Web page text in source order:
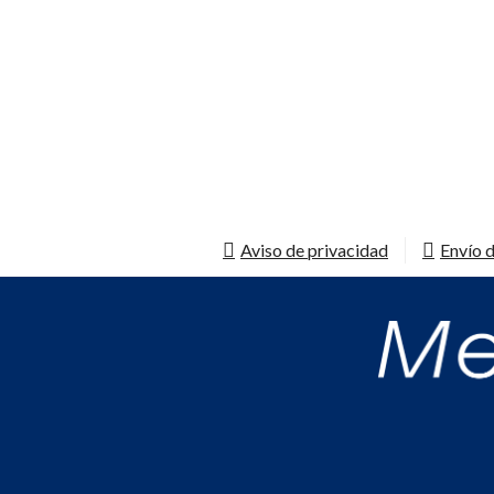
Aviso de privacidad Envío